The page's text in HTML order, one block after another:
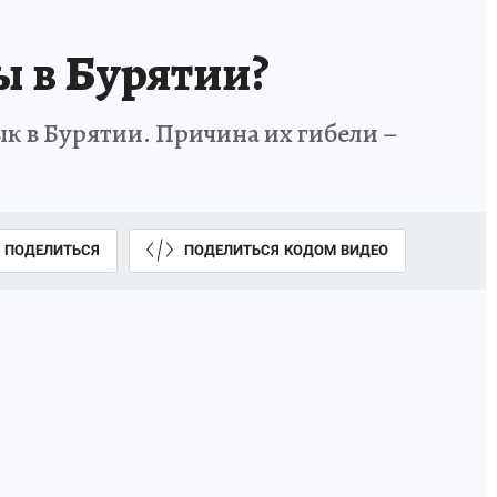
в Бурятии?
в Бурятии. Причина их гибели –
ПОДЕЛИТЬСЯ ПОДЕЛИТЬСЯ КОДОМ ВИДЕО